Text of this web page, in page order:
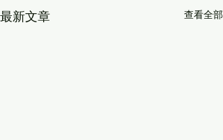
最新文章 查看全部